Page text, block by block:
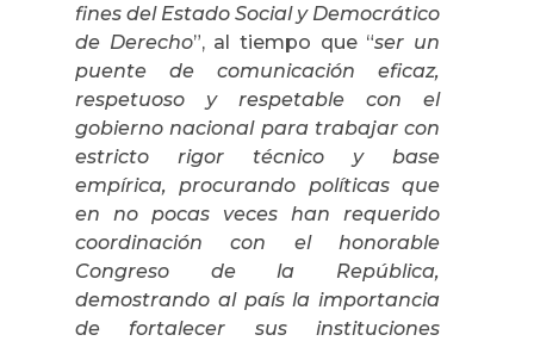
fines del Estado Social y Democrático
de Derecho”, al tiempo que “ser un
puente de comunicación eficaz,
respetuoso y respetable con el
gobierno nacional para trabajar con
estricto rigor técnico y base
empírica, procurando políticas que
en no pocas veces han requerido
coordinación con el honorable
Congreso de la República,
demostrando al país la importancia
de fortalecer sus instituciones